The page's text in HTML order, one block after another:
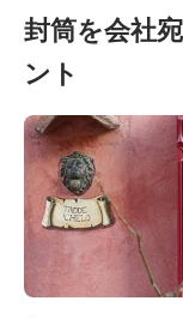
封筒を会社
ント